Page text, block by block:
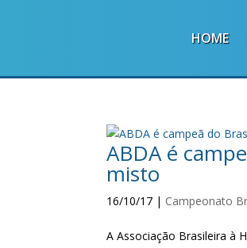
HOME
ABDA é
misto
16/10/17 | Campeonato
A Associação Brasileira à